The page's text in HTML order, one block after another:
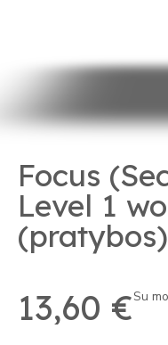
Focus
Level 1
(pratybos)
13,60 €Su